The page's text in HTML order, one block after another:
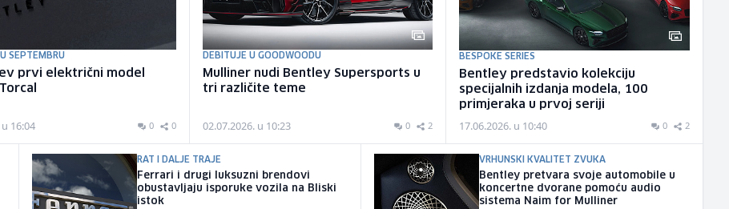
SEPTEMBRU
prvi električni model
16:04 0 0
DEBITUJE U GOODWOODU
Mulliner nudi Bentley Supersports u
tri različite teme
02.07.2026. u 10:23 0 2
BESPOKE SERIES
Bentley predstavio kolekciju
specijalnih izdanja modela, 100
primjeraka u prvoj seriji
17.06.2026. u 10:40 0 2
RAT I DALJE TRAJE
Ferrari i drugi luksuzni brendovi
obustavljaju isporuke vozila na Bliski
istok
VRHUNSKI KVALITET ZVUKA
Bentley pretvara svoje automobile u
koncertne dvorane pomoću audio
sistema Naim for Mulliner